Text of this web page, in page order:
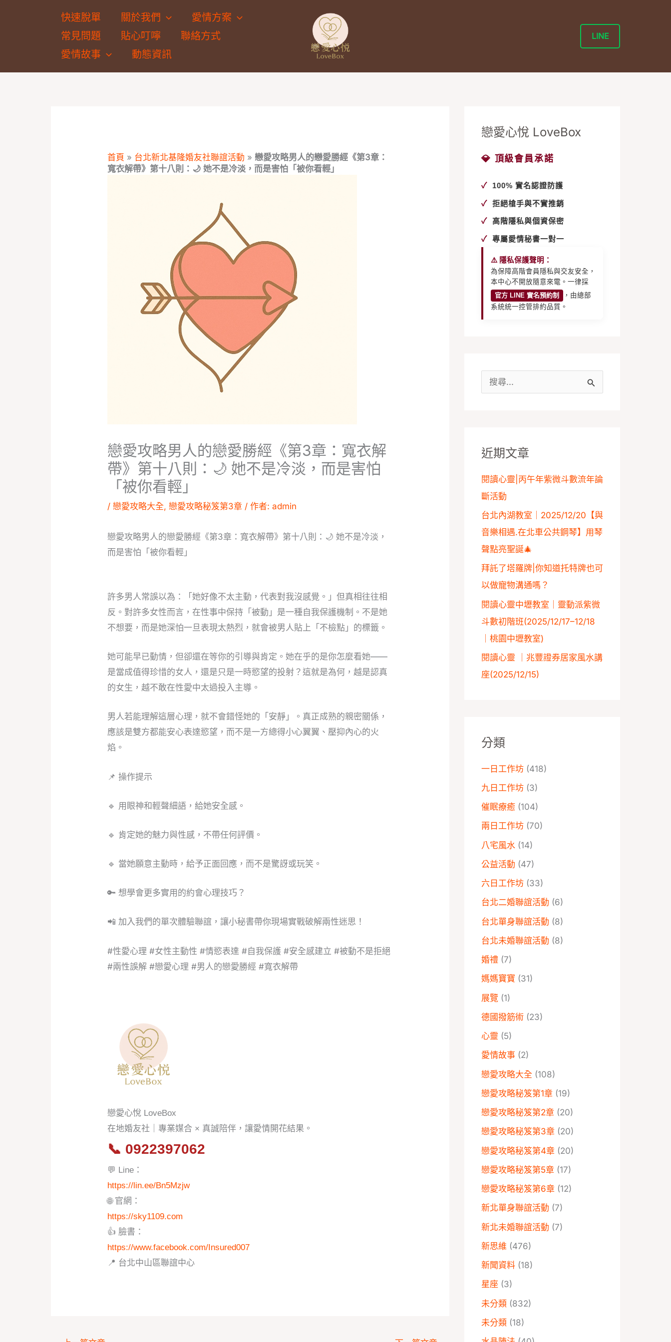
快速脫單 關於我們
愛情方案
常見問題
貼心叮嚀
聯絡方式
愛情故事
動態資訊
LINE
首頁 » 台北新北基隆婚友社聯誼活動 »戀愛攻略男人的戀愛勝經《第3章：
寬衣解帶》第十八則：🌙 她不是冷淡，而是害怕「被你看輕」
戀愛攻略男人的戀愛勝經《第3章：寬衣解
帶》第十八則：🌙 她不是冷淡，而是害怕
「被你看輕」
/戀愛攻略大全,戀愛攻略秘笈第3章 / 作者:admin
戀愛攻略男人的戀愛勝經《第3章：寬衣解帶》第十八則：🌙 她不是冷淡，
而是害怕「被你看輕」
許多男人常誤以為：「她好像不太主動，代表對我沒感覺。」但真相往往相
反。對許多女性而言，在性事中保持「被動」是一種自我保護機制。不是她
不想要，而是她深怕一旦表現太熱烈，就會被男人貼上「不檢點」的標籤。
她可能早已動情，但卻還在等你的引導與肯定。她在乎的是你怎麼看她——
是當成值得珍惜的女人，還是只是一時慾望的投射？這就是為何，越是認真
的女生，越不敢在性愛中太過投入主導。
男人若能理解這層心理，就不會錯怪她的「安靜」。真正成熟的親密關係，
應該是雙方都能安心表達慾望，而不是一方總得小心翼翼、壓抑內心的火
焰。
📌 操作提示
🔹 用眼神和輕聲細語，給她安全感。
🔹 肯定她的魅力與性感，不帶任何評價。
🔹 當她願意主動時，給予正面回應，而不是驚訝或玩笑。
🔑 想學會更多實用的約會心理技巧？
📲 加入我們的單次體驗聯誼，讓小秘書帶你現場實戰破解兩性迷思！
#性愛心理 #女性主動性 #情慾表達 #自我保護 #安全感建立 #被動不是拒絕
#兩性誤解 #戀愛心理 #男人的戀愛勝經 #寬衣解帶
戀愛心悅 LoveBox
在地婚友社｜專業媒合 × 真誠陪伴，讓愛情開花結果。
📞 0922397062
💬 Line：
https://lin.ee/Bn5Mzjw
🌐 官網：
https://sky1109.com
👍 臉書：
https://www.facebook.com/Insured007
📍 台北中山區聯誼中心
戀愛心悅 LoveBox
💎 頂級會員承諾
✓ 100% 實名認證防護
✓ 拒絕槍手與不實推銷
✓ 高階隱私與個資保密
✓ 專屬愛情秘書一對一
⚠️ 隱私保護聲明：
為保障高階會員隱私與交友安全，
本中心不開放隨意來電。一律採
官方 LINE 實名預約制
，由總部
系統統一控管排約品質。
字
近期文章
閱讀心靈|丙午年紫微斗數流年論
斷活動
台北內湖教室｜2025/12/20【與
音樂相遇.在北車公共鋼琴】用琴
聲點亮聖誕🎄
拜託了塔羅牌|你知道托特牌也可
以做寵物溝通嗎？
閱讀心靈中壢教室｜靈動派紫微
斗數初階班(2025/12/17–12/18
｜桃園中壢教室)
閱讀心靈 ｜兆豐證券居家風水講
座️(2025/12/15)
分類
一日工作坊 (418)
九日工作坊 (3)
催眠療癒 (104)
兩日工作坊 (70)
八宅風水 (14)
公益活動 (47)
六日工作坊 (33)
台北二婚聯誼活動 (6)
台北單身聯誼活動 (8)
台北未婚聯誼活動 (8)
婚禮 (7)
媽媽寶寶 (31)
展覽 (1)
德國撥筋術 (23)
心靈 (5)
愛情故事 (2)
戀愛攻略大全 (108)
戀愛攻略秘笈第1章 (19)
戀愛攻略秘笈第2章 (20)
戀愛攻略秘笈第3章 (20)
戀愛攻略秘笈第4章 (20)
戀愛攻略秘笈第5章 (17)
戀愛攻略秘笈第6章 (12)
新北單身聯誼活動 (7)
新北未婚聯誼活動 (7)
新思維 (476)
新聞資料 (18)
星座 (3)
未分類 (832)
未分類 (18)